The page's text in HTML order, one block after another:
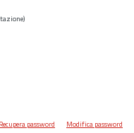
Recupera password Modifica password